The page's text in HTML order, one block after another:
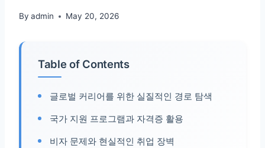
By admin May 20, 2026
Table of Contents
글로벌 커리어를 위한 실질적인 경로 탐색
국가 지원 프로그램과 자격증 활용
비자 문제와 현실적인 취업 장벽